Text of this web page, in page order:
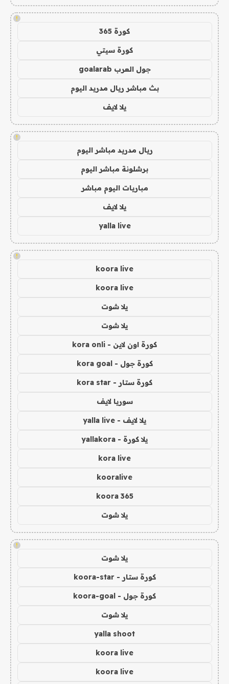
!
كورة 365
كورة سيتي
جول العرب goalarab
بث مباشر ريال مدريد اليوم
يلا لايف
!
ريال مدريد مباشر اليوم
برشلونة مباشر اليوم
مباريات اليوم مباشر
يلا لايف
yalla live
!
koora live
koora live
يلا شوت
يلا شوت
كورة اون لاين - kora onli
كورة جول - kora goal
كورة ستار - kora star
سوريا لايف
يلا لايف - yalla live
يلا كورة - yallakora
kora live
kooralive
koora 365
يلا شوت
!
يلا شوت
كورة ستار - koora-star
كورة جول - koora-goal
يلا شوت
yalla shoot
koora live
koora live